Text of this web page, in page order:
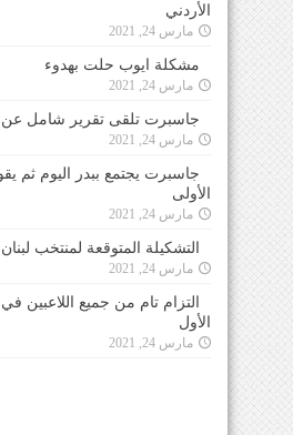
الأردني
مارس 24, 2021
مشكلة ايوب حلت بهدوء
مارس 24, 2021
جاسبرت تلقى تقرير شامل عن
مارس 24, 2021
جاسبرت يجتمع ببدر اليوم ثم
الأولى
مارس 24, 2021
التشكيلة المتوقعة لمنتخب
مارس 24, 2021
التزام تام من جميع اللاعبين
الأول
مارس 24, 2021